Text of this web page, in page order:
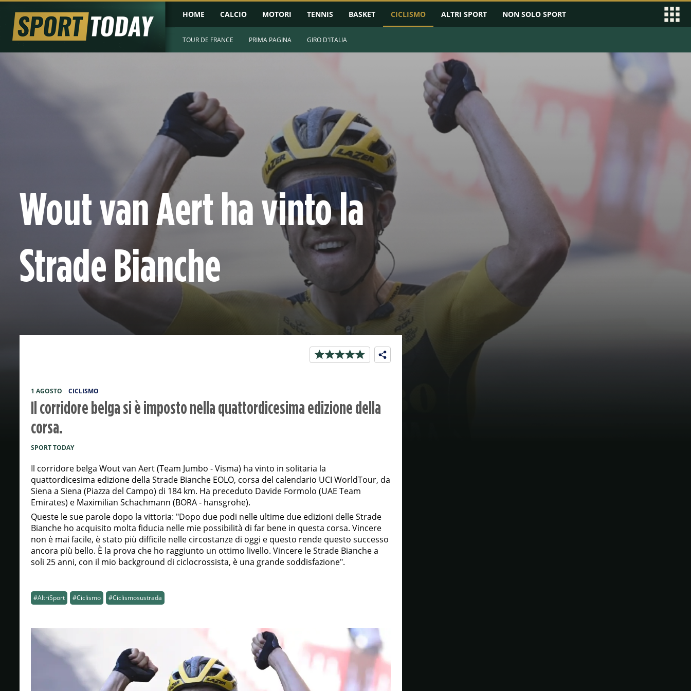
HOME CALCIO MOTORI TENNIS BASKET CICLISMO ALTRI SPORT NON SOLO SPORT
TOUR DE FRANCE PRIMA PAGINA GIRO D'ITALIA
Wout van Aert ha vinto la
Strade Bianche
1 AGOSTO CICLISMO
Il corridore belga si è imposto nella quattordicesima edizione della
corsa.
SPORT TODAY
Il corridore belga Wout van Aert (Team Jumbo - Visma) ha vinto in solitaria la
quattordicesima edizione della Strade Bianche EOLO, corsa del calendario UCI WorldTour, da
Siena a Siena (Piazza del Campo) di 184 km. Ha preceduto Davide Formolo (UAE Team
Emirates) e Maximilian Schachmann (BORA - hansgrohe).
Queste le sue parole dopo la vittoria: "Dopo due podi nelle ultime due edizioni delle Strade
Bianche ho acquisito molta fiducia nelle mie possibilità di far bene in questa corsa. Vincere
non è mai facile, è stato più difficile nelle circostanze di oggi e questo rende questo successo
ancora più bello. È la prova che ho raggiunto un ottimo livello. Vincere le Strade Bianche a
soli 25 anni, con il mio background di ciclocrossista, è una grande soddisfazione".
#AltriSport #Ciclismo #Ciclismosustrada